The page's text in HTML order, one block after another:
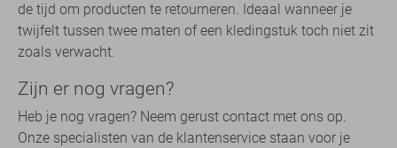
de tijd om producten te retourneren. Ideaal wanneer je
twijfelt tussen twee maten of een kledingstuk toch niet zit
zoals verwacht.
Zijn er nog vragen?
Heb je nog vragen? Neem gerust contact met ons op.
Onze specialisten van de klantenservice staan voor je